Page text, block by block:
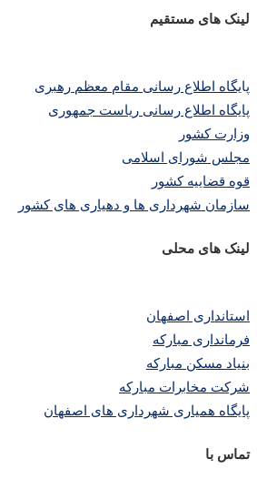
لینک های مستقیم
پایگاه اطلاع رسانی مقام معظم رهبری
پایگاه اطلاع رسانی ریاست جمهوری
وزارت کشور
مجلس شورای اسلامی
قوه قضاییه کشور
سازمان شهرداری ها و دهیاری های کشور
لینک های محلی
استانداری اصفهان
فرمانداری مبارکه
بنیاد مسکن مبارکه
شرکت مخابرات مبارکه
پایگاه همیاری شهرداری های اصفهان
تماس با